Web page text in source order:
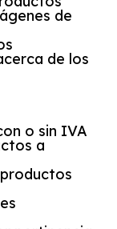
de
de los
o sin IVA
a